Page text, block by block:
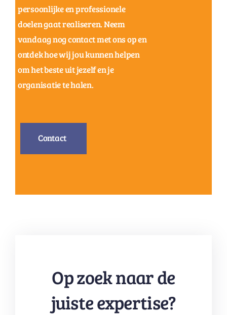
persoonlijke en professionele
doelen gaat realiseren. Neem
vandaag nog contact met ons op en
ontdek hoe wij jou kunnen helpen
om het beste uit jezelf en je
organisatie te halen.
Contact
Op zoek naar de
juiste expertise?